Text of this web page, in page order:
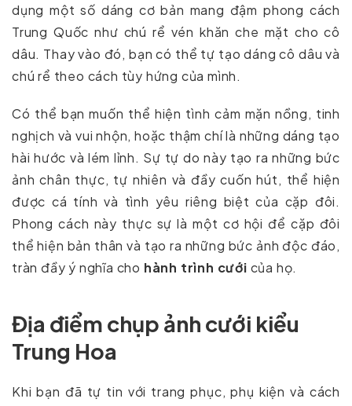
dụng một số dáng cơ bản mang đậm phong cách
Trung Quốc như chú rể vén khăn che mặt cho cô
dâu. Thay vào đó, bạn có thể tự tạo dáng cô dâu và
chú rể theo cách tùy hứng của mình.
Có thể bạn muốn thể hiện tình cảm mặn nồng, tinh
nghịch và vui nhộn, hoặc thậm chí là những dáng tạo
hài hước và lém lỉnh. Sự tự do này tạo ra những bức
ảnh chân thực, tự nhiên và đầy cuốn hút, thể hiện
được cá tính và tình yêu riêng biệt của cặp đôi.
Phong cách này thực sự là một cơ hội để cặp đôi
thể hiện bản thân và tạo ra những bức ảnh độc đáo,
tràn đầy ý nghĩa cho hành trình cưới của họ.
Địa điểm chụp ảnh cưới kiểu
Trung Hoa
Khi bạn đã tự tin với trang phục, phụ kiện và cách